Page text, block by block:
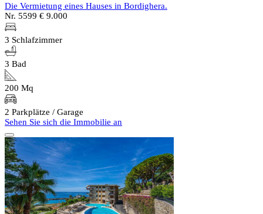
Die Vermietung eines Hauses in Bordighera.
Nr. 5599 € 9.000
3 Schlafzimmer
3 Bad
200 Mq
2 Parkplätze / Garage
Sehen Sie sich die Immobilie an